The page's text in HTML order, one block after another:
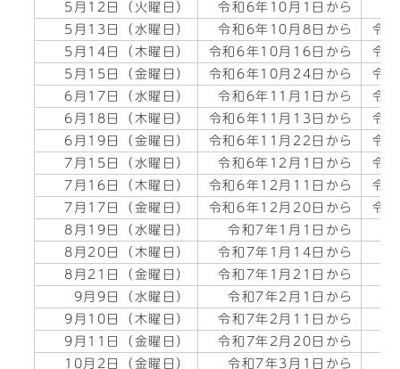
5月12日（火曜日）
令和6年10月1日から
5月13日（水曜日）
令和6年10月8日から
令
5月14日（木曜日）
令和6年10月16日から
令
5月15日（金曜日）
令和6年10月24日から
令
6月17日（水曜日）
令和6年11月1日から
令
6月18日（木曜日）
令和6年11月13日から
令
6月19日（金曜日）
令和6年11月22日から
令
7月15日（水曜日）
令和6年12月1日から
令
7月16日（木曜日）
令和6年12月11日から
令
7月17日（金曜日）
令和6年12月20日から
令
8月19日（水曜日）
令和7年1月1日から
8月20日（木曜日）
令和7年1月14日から
8月21日（金曜日）
令和7年1月21日から
9月9日（水曜日）
令和7年2月1日から
9月10日（木曜日）
令和7年2月11日から
9月11日（金曜日）
令和7年2月20日から
10月2日（金曜日）
令和7年3月1日から